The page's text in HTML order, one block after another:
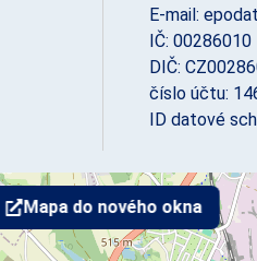
E-mail:
IČ: 00286010
DIČ:
číslo účtu:
ID datové
Mapa do nového okna